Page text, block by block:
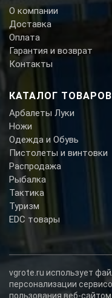
О компании
Доставка
Оплата
Гарантия и возврат
Контакты
КАТАЛОГ ТОВАРОВ
Арбалеты Луки
Ножи
Одежда и Обувь
Пистолеты и винтовки
Распродажа
Рыбалка
Тактика
Туризм
EDC товары
vgrote.ru использует
персонализации
пользования веб-